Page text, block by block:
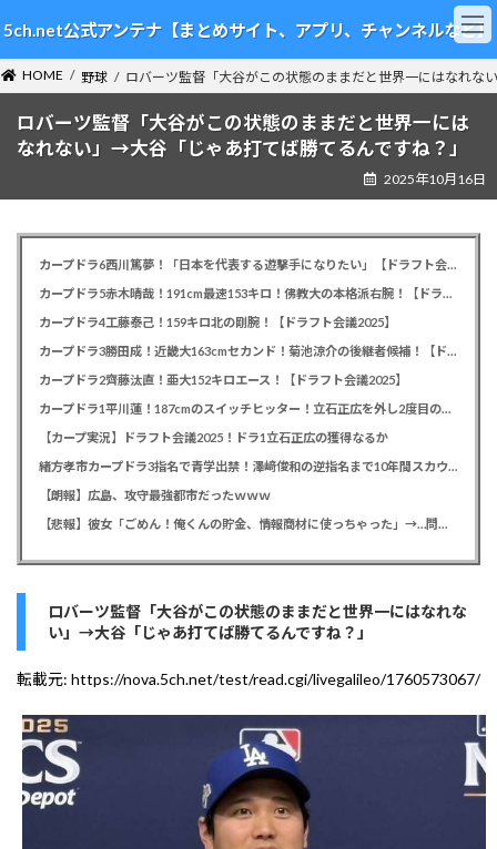
ン
テ
ン
ツ
ビ
ゲ
ー
シ
5ch.net公式アンテナ【まとめサイト、アプリ、チャンネルなど】
HOME 野球 ロバーツ監督「大谷がこの状態のままだと世界一にはなれな
ロバーツ監督「大谷がこの状態のままだと世界一には
なれない」→大谷「じゃあ打てば勝てるんですね？」
2025年10月16日
カープドラ6西川篤夢！「日本を代表する遊撃手になりたい」【ドラフト会議2025】
カープドラ5赤木晴哉！191cm最速153キロ！佛教大の本格派右腕！【ドラフト会議2025】
カープドラ4工藤泰己！159キロ北の剛腕！【ドラフト会議2025】
カープドラ3勝田成！近畿大163cmセカンド！菊池涼介の後継者候補！【ドラフト会議2025】
カープドラ2齊藤汰直！亜大152キロエース！【ドラフト会議2025】
カープドラ1平川蓮！187cmのスイッチヒッター！立石正広を外し2度目の重複も新井監督がクジを引き当てる！【ドラフト会議2025】
【カープ実況】ドラフト会議2025！ドラ1立石正広の獲得なるか
緒方孝市カープドラ3指名で青学出禁！澤﨑俊和の逆指名まで10年間スカウト出禁
【朗報】広島、攻守最強都市だったｗｗｗ
【悲報】彼女「ごめん！俺くんの貯金、情報商材に使っちゃった」→…問い詰めたらギャン泣きされたんだが俺が悪いのか？
ロバーツ監督「大谷がこの状態のままだと世界一にはなれな
い」→大谷「じゃあ打てば勝てるんですね？」
転載元: https://nova.5ch.net/test/read.cgi/livegalileo/1760573067/